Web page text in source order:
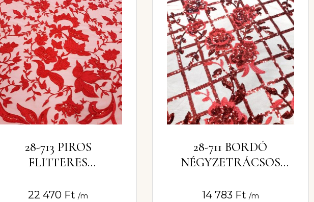
28-713 PIROS
FLITTERES
ALAPON
22 470 Ft /m
28-711 BORDÓ
NÉGYZETRÁCSOS
CSIPKEANYAG
14 783 Ft /m